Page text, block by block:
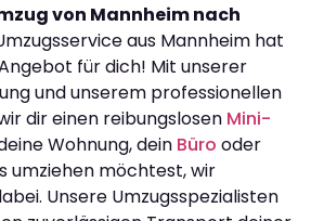
von Mannheim nach
aus Mannheim hat
für dich! Mit unserer
und unserem professionellen
dir einen reibungslosen Mini-
Wohnung, dein Büro oder
umziehen möchtest, wir
Unsere Umzugsspezialisten